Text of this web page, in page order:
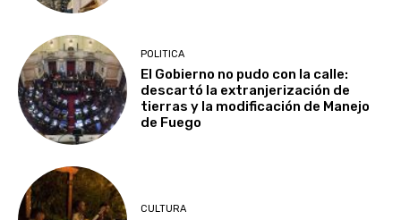
POLITICA
El Gobierno no pudo con la calle:
descartó la extranjerización de
tierras y la modificación de Manejo
de Fuego
CULTURA